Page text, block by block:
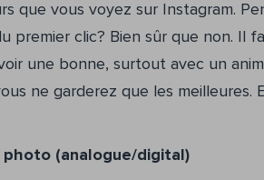
que vous voyez sur Instagram.
premier clic? Bien sûr que non. Il
une bonne, surtout avec un
ne garderez que les meilleures.
(analogue/digital)